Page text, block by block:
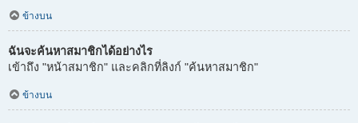
ข้างบน
ฉันจะค้นหาสมาชิกได้อย่างไร
เข้าถึง "หน้าสมาชิก" และคลิกที่ลิงก์ "ค้นหาสมาชิก"
ข้างบน